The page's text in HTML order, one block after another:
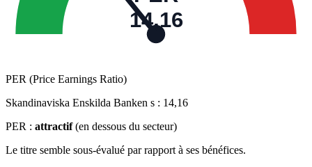
14,16
PER (Price Earnings Ratio)
Skandinaviska Enskilda Banken s : 14,16
PER : attractif (en dessous du secteur)
Le titre semble sous-évalué par rapport à ses bénéfices.